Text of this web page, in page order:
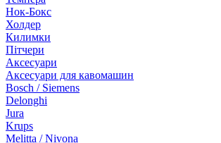
Нок-Бокс
Холдер
Килимки
Пітчери
Аксесуари
Аксесуари для кавомашин
Bosch / Siemens
Delonghi
Jura
Krups
Melitta / Nivona